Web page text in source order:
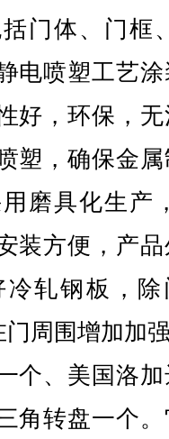
门体、门框
电喷塑工艺
好，环保，
塑，确保金
磨具化生产
装方便，产
轧钢板，
周围增加加
个、美国洛
角转盘一个